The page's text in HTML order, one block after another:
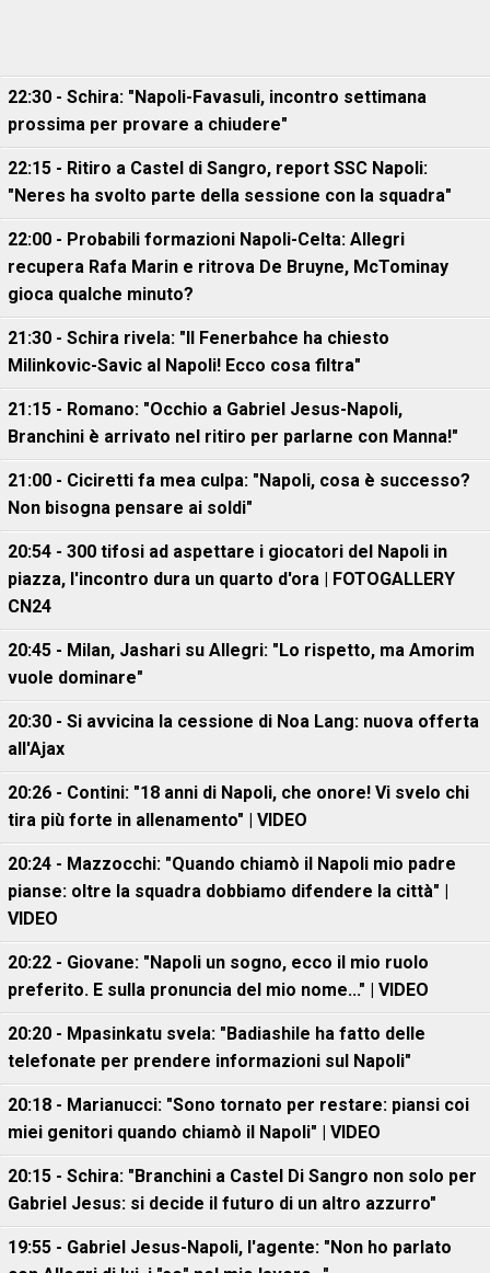
22:30 - Schira: "Napoli-Favasuli, incontro settimana
prossima per provare a chiudere"
22:15 - Ritiro a Castel di Sangro, report SSC Napoli:
"Neres ha svolto parte della sessione con la squadra"
22:00 - Probabili formazioni Napoli-Celta: Allegri
recupera Rafa Marin e ritrova De Bruyne, McTominay
gioca qualche minuto?
21:30 - Schira rivela: "Il Fenerbahce ha chiesto
Milinkovic-Savic al Napoli! Ecco cosa filtra"
21:15 - Romano: "Occhio a Gabriel Jesus-Napoli,
Branchini è arrivato nel ritiro per parlarne con Manna!"
21:00 - Ciciretti fa mea culpa: "Napoli, cosa è successo?
Non bisogna pensare ai soldi"
20:54 - 300 tifosi ad aspettare i giocatori del Napoli in
piazza, l'incontro dura un quarto d'ora | FOTOGALLERY
CN24
20:45 - Milan, Jashari su Allegri: "Lo rispetto, ma Amorim
vuole dominare"
20:30 - Si avvicina la cessione di Noa Lang: nuova offerta
all'Ajax
20:26 - Contini: "18 anni di Napoli, che onore! Vi svelo chi
tira più forte in allenamento" | VIDEO
20:24 - Mazzocchi: "Quando chiamò il Napoli mio padre
pianse: oltre la squadra dobbiamo difendere la città" |
VIDEO
20:22 - Giovane: "Napoli un sogno, ecco il mio ruolo
preferito. E sulla pronuncia del mio nome..." | VIDEO
20:20 - Mpasinkatu svela: "Badiashile ha fatto delle
telefonate per prendere informazioni sul Napoli"
20:18 - Marianucci: "Sono tornato per restare: piansi coi
miei genitori quando chiamò il Napoli" | VIDEO
20:15 - Schira: "Branchini a Castel Di Sangro non solo per
Gabriel Jesus: si decide il futuro di un altro azzurro"
19:55 - Gabriel Jesus-Napoli, l'agente: "Non ho parlato